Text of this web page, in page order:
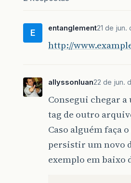
E entanglement21 de jun.
http://
allyssonluan22 de jun.
Consegui chegar
tag de outro
Caso alguém faça
persistir um novo
exemplo em baixo